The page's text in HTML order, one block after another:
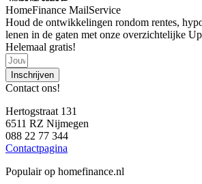
HomeFinance MailService
Houd de ontwikkelingen rondom rentes,
lenen in de gaten met onze overzichtelijke
Helemaal gratis!
Inschrijven
Contact ons!
Hertogstraat 131
6511 RZ Nijmegen
088 22 77 344
Contactpagina
Populair op homefinance.nl